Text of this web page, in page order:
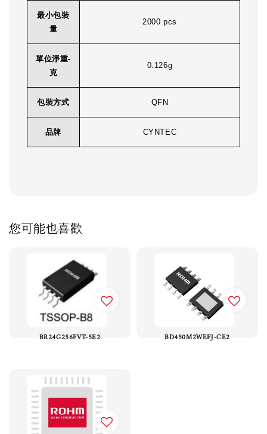
最小包裝
量
2000 pcs
單位淨重-
克
0.126g
包裝方式 QFN
品牌 CYNTEC
您可能也喜歡
BR24G256FVT-5E2 BD450M2WEFJ-CE2